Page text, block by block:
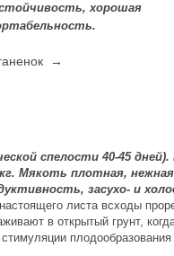
хорошая
→
спелости 40-45
Мякоть плотная,
засухо- и
листа всходы
в открытый грунт,